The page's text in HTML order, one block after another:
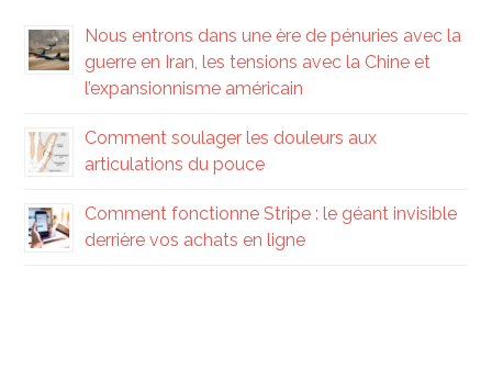
Nous entrons dans une ère de pénuries avec la
guerre en Iran, les tensions avec la Chine et
l’expansionnisme américain
Comment soulager les douleurs aux
articulations du pouce
Comment fonctionne Stripe : le géant invisible
derrière vos achats en ligne